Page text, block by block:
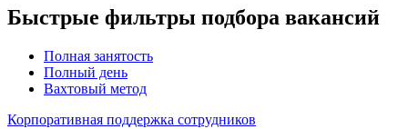
Быстрые фильтры подбора вакансий
Полная занятость
Полный день
Вахтовый метод
Корпоративная поддержка сотрудников